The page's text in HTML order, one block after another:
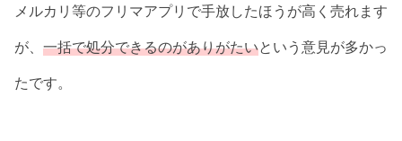
メルカリ等のフリマアプリで手放したほうが高く売れます
が、 一括で処分できるのがありがたいという意見が多かっ
たです。